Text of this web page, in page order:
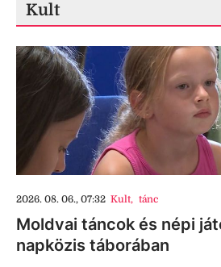
Kult
2026. 08. 06., 07:32 Kult, tánc
Moldvai táncok és népi
napközis táborában